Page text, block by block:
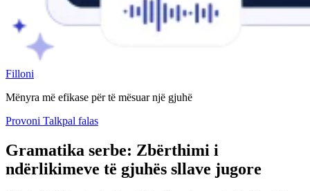
Filloni
Mënyra më efikase për të mësuar një gjuhë
Provoni Talkpal falas
Gramatika serbe: Zbërthimi i
ndërlikimeve të gjuhës sllave jugore